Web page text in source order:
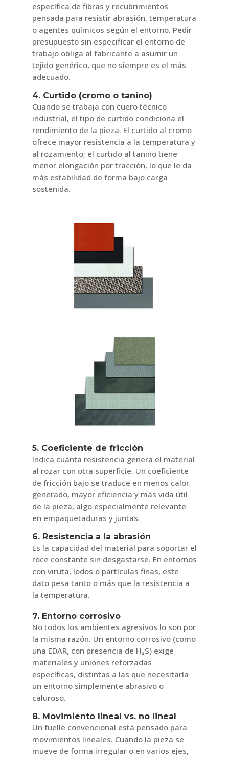
específica de fibras y recubrimientos
pensada para resistir abrasión, temperatura
o agentes químicos según el entorno. Pedir
presupuesto sin especificar el entorno de
trabajo obliga al fabricante a asumir un
tejido genérico, que no siempre es el más
adecuado.
4. Curtido (cromo o tanino)
Cuando se trabaja con cuero técnico
industrial, el tipo de curtido condiciona el
rendimiento de la pieza. El curtido al cromo
ofrece mayor resistencia a la temperatura y
al rozamiento; el curtido al tanino tiene
menor elongación por tracción, lo que le da
más estabilidad de forma bajo carga
sostenida.
5. Coeficiente de fricción
Indica cuánta resistencia genera el material
al rozar con otra superficie. Un coeficiente
de fricción bajo se traduce en menos calor
generado, mayor eficiencia y más vida útil
de la pieza, algo especialmente relevante
en empaquetaduras y juntas.
6. Resistencia a la abrasión
Es la capacidad del material para soportar el
roce constante sin desgastarse. En entornos
con viruta, lodos o partículas finas, este
dato pesa tanto o más que la resistencia a
la temperatura.
7. Entorno corrosivo
No todos los ambientes agresivos lo son por
la misma razón. Un entorno corrosivo (como
una EDAR, con presencia de H₂S) exige
materiales y uniones reforzadas
específicas, distintas a las que necesitaría
un entorno simplemente abrasivo o
caluroso.
8. Movimiento lineal vs. no lineal
Un fuelle convencional está pensado para
movimientos lineales. Cuando la pieza se
mueve de forma irregular o en varios ejes,